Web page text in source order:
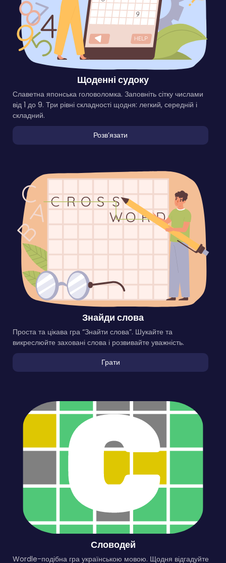
Щоденні судоку
Славетна японська головоломка. Заповніть сітку числами
від 1 до 9. Три рівні складності щодня: легкий, середній і
складний.
Розвʼязати
Знайди слова
Проста та цікава гра “Знайти слова”. Шукайте та
викреслюйте заховані слова і розвивайте уважність.
Грати
Словодей
Wordle-подібна гра українською мовою. Щодня відгадуйте